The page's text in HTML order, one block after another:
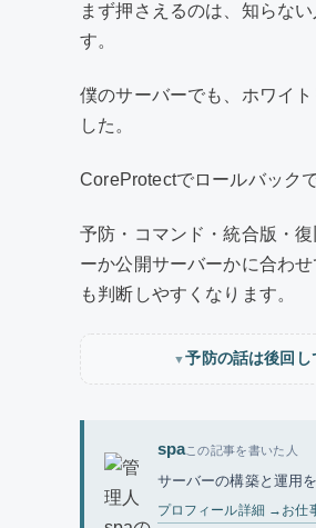
まず押さえるのは、知らな
す。
僕のサーバーでも、ホワイ
した。
CoreProtectでロールバック
予防・コマンド・統合版・
ーか公開サーバーかに合わ
も判断しやすくなります。
▼予防の話は後回
spaこの記事を書いた人
サーバーの構築と運用
プロフィール詳細 → お仕